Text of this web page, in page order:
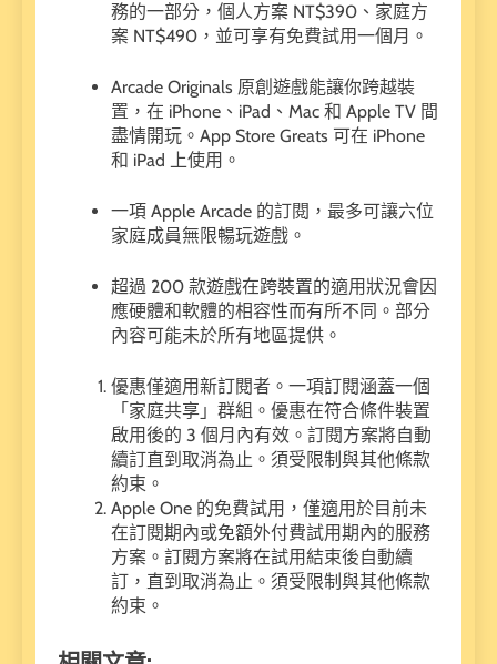
務的一部分，個人方案 NT$390、家庭方
案 NT$490，並可享有免費試用一個月。
Arcade Originals 原創遊戲能讓你跨越裝
置，在 iPhone、iPad、Mac 和 Apple TV 間
盡情開玩。App Store Greats 可在 iPhone
和 iPad 上使用。
一項 Apple Arcade 的訂閱，最多可讓六位
家庭成員無限暢玩遊戲。
超過 200 款遊戲在跨裝置的適用狀況會因
應硬體和軟體的相容性而有所不同。部分
內容可能未於所有地區提供。
優惠僅適用新訂閱者。一項訂閱涵蓋一個
「家庭共享」群組。優惠在符合條件裝置
啟用後的 3 個月內有效。訂閱方案將自動
續訂直到取消為止。須受限制與其他條款
約束。
Apple One 的免費試用，僅適用於目前未
在訂閱期內或免額外付費試用期內的服務
方案。訂閱方案將在試用結束後自動續
訂，直到取消為止。須受限制與其他條款
約束。